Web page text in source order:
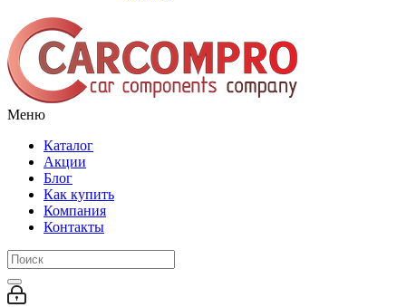
Меню
Каталог
Акции
Блог
Как купить
Компания
Контакты